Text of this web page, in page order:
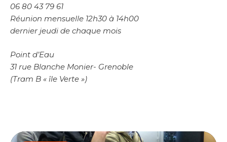
06 80 43 79 61
Réunion mensuelle 12h30 à 14h00
dernier jeudi de chaque mois
Point d’Eau
31 rue Blanche Monier- Grenoble
(Tram B « île Verte »)